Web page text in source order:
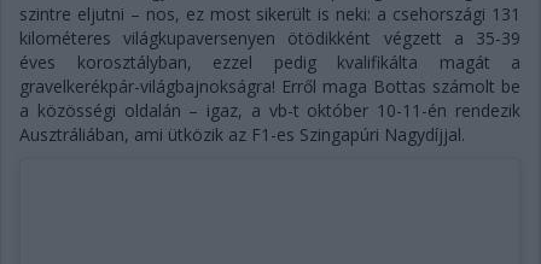
szintre eljutni – nos, ez most sikerült is neki: a csehországi 131
kilométeres világkupaversenyen ötödikként végzett a 35-39
éves korosztályban, ezzel pedig kvalifikálta magát a
gravelkerékpár-világbajnokságra! Erről maga Bottas számolt be
a közösségi oldalán – igaz, a vb-t október 10-11-én rendezik
Ausztráliában, ami ütközik az F1-es Szingapúri Nagydíjjal.